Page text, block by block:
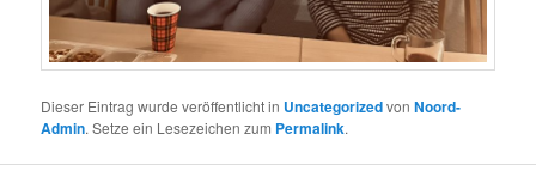
Dieser Eintrag wurde veröffentlicht in UncategorizedvonNoord-
Admin. Setze ein Lesezeichen zum Permalink.